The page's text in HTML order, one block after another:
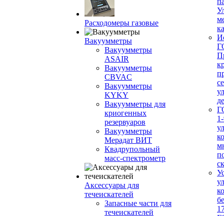
Расходомеры газовые
Вакуумметры
Вакуумметры
ASAIR
Вакуумметры
CBVAC
Вакуумметры
KYKY
Вакуумметры для
криогенных
резервуаров
Вакуумметры
Мерадат ВИТ
Квадрупольный
масс-спектрометр
Аксессуары для
течеискателей
Запасные части для
течеискателей